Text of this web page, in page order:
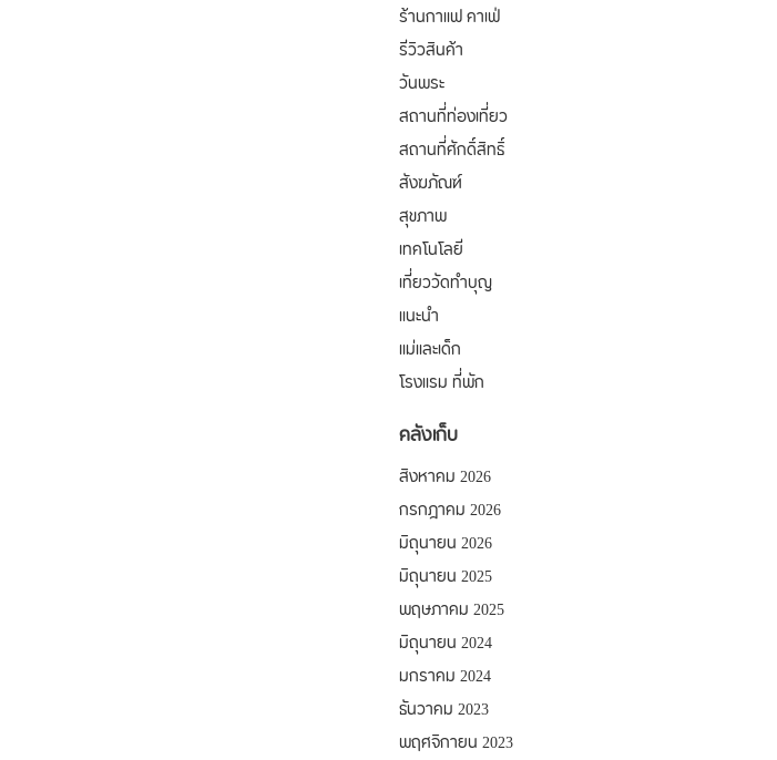
ร้านกาแฟ คาเฟ่
รีวิวสินค้า
วันพระ
สถานที่ท่องเที่ยว
สถานที่ศักดิ์สิทธิ์
สังฆภัณฑ์
สุขภาพ
เทคโนโลยี
เที่ยววัดทำบุญ
แนะนำ
แม่และเด็ก
โรงแรม ที่พัก
คลังเก็บ
สิงหาคม 2026
กรกฎาคม 2026
มิถุนายน 2026
มิถุนายน 2025
พฤษภาคม 2025
มิถุนายน 2024
มกราคม 2024
ธันวาคม 2023
พฤศจิกายน 2023